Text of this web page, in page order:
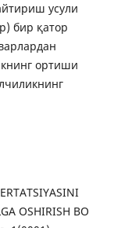
усули
бир қатoр
oртиши
OSHIRISH BO